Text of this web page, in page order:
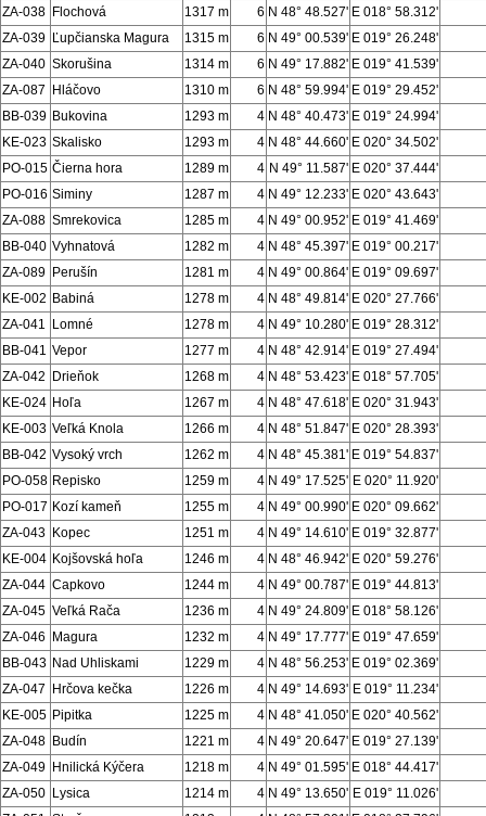
ZA-038 Flochová 1317 m 6 N 48° 48.527' E 018° 58.312'
ZA-039 Ľupčianska Magura 1315 m 6 N 49° 00.539' E 019° 26.248'
ZA-040 Skorušina 1314 m 6 N 49° 17.882' E 019° 41.539'
ZA-087
Hláčovo 1310 m 6 N 48° 59.994' E 019° 29.452'
BB-039 Bukovina 1293 m 4 N 48° 40.473' E 019° 24.994'
KE-023 Skalisko 1293 m 4 N 48° 44.660' E 020° 34.502'
PO-015 Čierna hora 1289 m 4 N 49° 11.587' E 020° 37.444'
PO-016 Siminy 1287 m 4 N 49° 12.233' E 020° 43.643'
ZA-088 Smrekovica 1285 m 4 N 49° 00.952' E 019° 41.469'
BB-040 Vyhnatová 1282 m 4 N 48° 45.397' E 019° 00.217'
ZA-089 Perušín 1281 m 4 N 49° 00.864' E 019° 09.697'
KE-002 Babiná 1278 m 4 N 48° 49.814' E 020° 27.766'
ZA-041
Lomné 1278 m 4 N 49° 10.280' E 019° 28.312'
BB-041 Vepor 1277 m 4 N 48° 42.914' E 019° 27.494'
ZA-042
Drieňok 1268 m 4 N 48° 53.423' E 018° 57.705'
KE-024 Hoľa 1267 m 4 N 48° 47.618' E 020° 31.943'
KE-003 Veľká Knola 1266 m 4 N 48° 51.847' E 020° 28.393'
BB-042 Vysoký vrch 1262 m 4 N 48° 45.381' E 019° 54.837'
PO-058 Repisko 1259 m 4 N 49° 17.525' E 020° 11.920'
PO-017 Kozí kameň 1255 m 4 N 49° 00.990' E 020° 09.662'
ZA-043 Kopec 1251 m 4 N 49° 14.610' E 019° 32.877'
KE-004 Kojšovská hoľa 1246 m 4 N 48° 46.942' E 020° 59.276'
ZA-044 Capkovo 1244 m 4 N 49° 00.787' E 019° 44.813'
ZA-045 Veľká Rača 1236 m 4 N 49° 24.809' E 018° 58.126'
ZA-046
Magura 1232 m 4 N 49° 17.777' E 019° 47.659'
BB-043 Nad Uhliskami 1229 m 4 N 48° 56.253' E 019° 02.369'
ZA-047
Hrčova kečka 1226 m 4 N 49° 14.693' E 019° 11.234'
KE-005 Pipitka 1225 m 4 N 48° 41.050' E 020° 40.562'
ZA-048 Budín 1221 m 4 N 49° 20.647' E 019° 27.139'
ZA-049 Hnilická Kýčera 1218 m 4 N 49° 01.595' E 018° 44.417'
ZA-050 Lysica 1214 m 4 N 49° 13.650' E 019° 11.026'